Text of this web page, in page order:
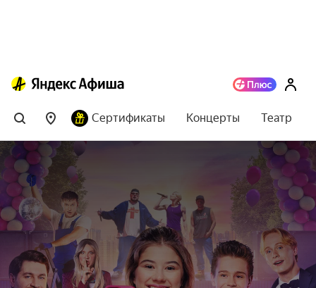
Сертификаты Концерты Театр